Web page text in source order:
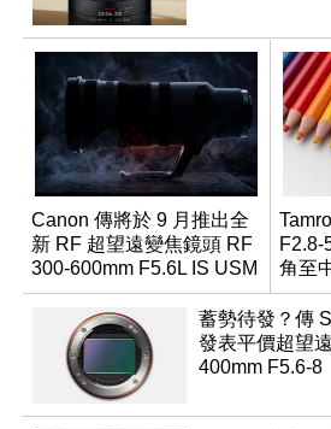
Canon 傳將於 9 月推出全
新 RF 超望遠變焦鏡頭 RF
300-600mm F5.6L IS USM
F2.8-
角至
升級
蓄勢待發？傳
發表平價超望
400mm F5.6-8